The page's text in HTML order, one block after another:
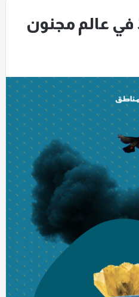
عالم مجنون